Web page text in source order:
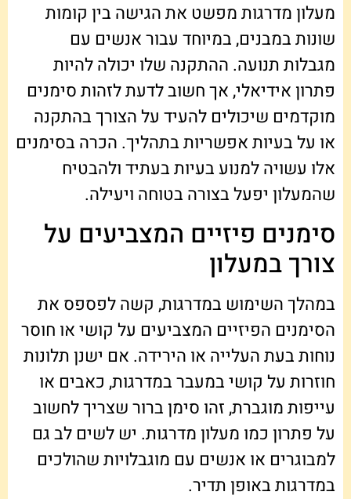
מעלון מדרגות מפשט את הגישה בין קומות
שונות במבנים, במיוחד עבור אנשים עם
מגבלות תנועה. ההתקנה שלו יכולה להיות
פתרון אידיאלי, אך חשוב לדעת לזהות סימנים
מוקדמים שיכולים להעיד על הצורך בהתקנה
או על בעיות אפשריות בתהליך. הכרה בסימנים
אלו עשויה למנוע בעיות בעתיד ולהבטיח
שהמעלון יפעל בצורה בטוחה ויעילה.
סימנים פיזיים המצביעים על
צורך במעלון
במהלך השימוש במדרגות, קשה לפספס את
הסימנים הפיזיים המצביעים על קושי או חוסר
נוחות בעת העלייה או הירידה. אם ישנן תלונות
חוזרות על קושי במעבר במדרגות, כאבים או
עייפות מוגברת, זהו סימן ברור שצריך לחשוב
על פתרון כמו מעלון מדרגות. יש לשים לב גם
למבוגרים או אנשים עם מוגבלויות שהולכים
במדרגות באופן תדיר.